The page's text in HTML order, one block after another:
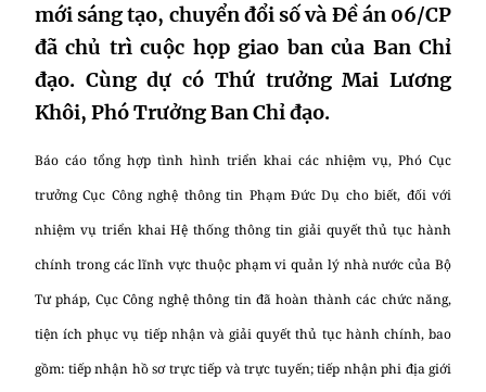
mới sáng tạo, chuyển đổi số và Đề án 06/CP
đã chủ trì cuộc họp giao ban của Ban Chỉ
đạo. Cùng dự có Thứ trưởng Mai Lương
Khôi, Phó Trưởng Ban Chỉ đạo.
Báo cáo tổng hợp tình hình triển khai các nhiệm vụ, Phó Cục
trưởng Cục Công nghệ thông tin Phạm Đức Dụ cho biết, đối với
nhiệm vụ triển khai Hệ thống thông tin giải quyết thủ tục hành
chính trong các lĩnh vực thuộc phạm vi quản lý nhà nước của Bộ
Tư pháp, Cục Công nghệ thông tin đã hoàn thành các chức năng,
tiện ích phục vụ tiếp nhận và giải quyết thủ tục hành chính, bao
gồm: tiếp nhận hồ sơ trực tiếp và trực tuyến; tiếp nhận phi địa giới